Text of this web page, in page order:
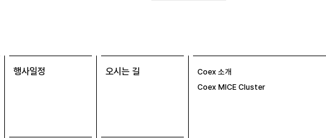
행사일정 오시는 길
Coex 소개
Coex MICE Cluster